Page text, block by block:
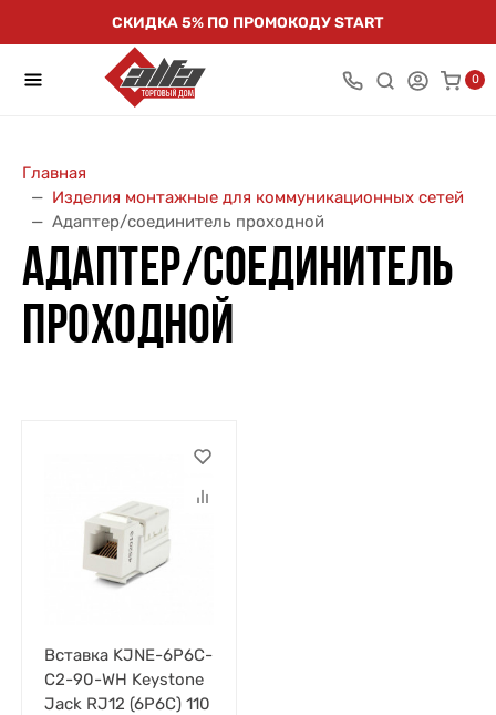
СКИДКА 5% ПО ПРОМОКОДУ START
0
Главная
Изделия монтажные для коммуникационных сетей
Адаптер/соединитель проходной
АДАПТЕР/СОЕДИНИТЕЛЬ
ПРОХОДНОЙ
Вставка KJNE-6P6C-
C2-90-WH Keystone
Jack RJ12 (6P6C) 110